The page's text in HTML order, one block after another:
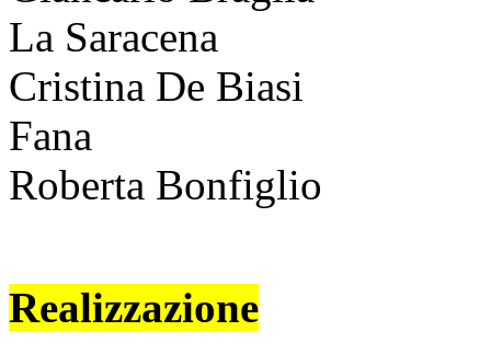
La Saracena
Cristina De Biasi
Fana
Roberta Bonfiglio
Realizzazione